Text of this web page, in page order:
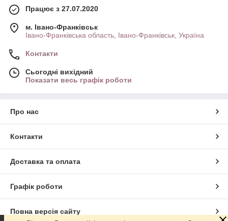
Працює з 27.07.2020
м. Івано-Франківськ
Івано-Франківська область, Івано-Франківськ, Україна
Контакти
Сьогодні вихідний
Показати весь графік роботи
Про нас
Контакти
Доставка та оплата
Графік роботи
Повна версія сайту